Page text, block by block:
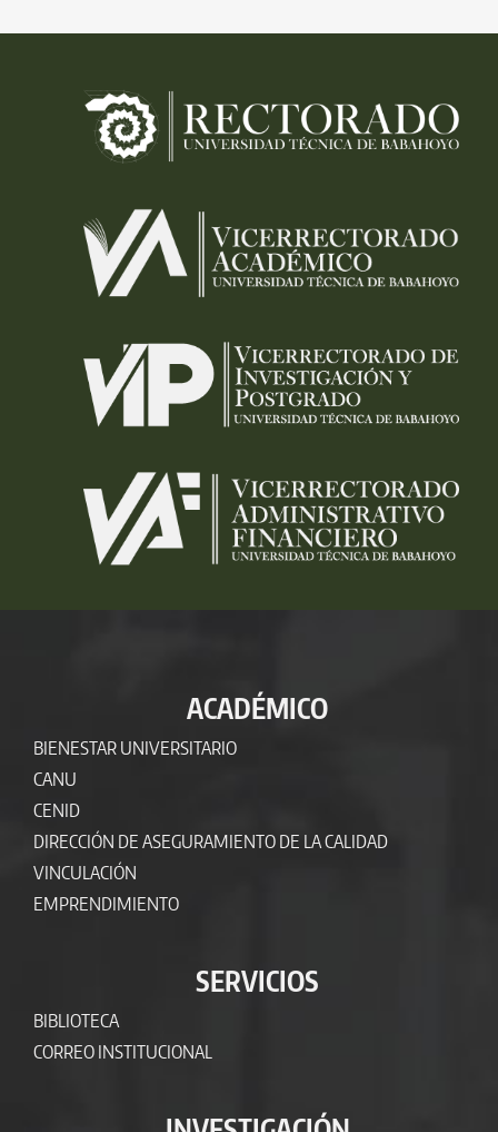
ACADÉMICO
BIENESTAR UNIVERSITARIO
CANU
CENID
DIRECCIÓN DE ASEGURAMIENTO DE LA CALIDAD
VINCULACIÓN
EMPRENDIMIENTO
SERVICIOS
BIBLIOTECA
CORREO INSTITUCIONAL